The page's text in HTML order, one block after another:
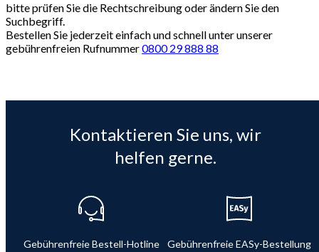
bitte prüfen Sie die Rechtschreibung oder ändern Sie den
Suchbegriff.
Bestellen Sie jederzeit einfach und schnell unter unserer
gebührenfreien Rufnummer0800 29 888 88
Kontaktieren Sie uns, wir
helfen gerne.
Gebührenfreie Bestell-Hotline Gebührenfreie EASy-Bestellung